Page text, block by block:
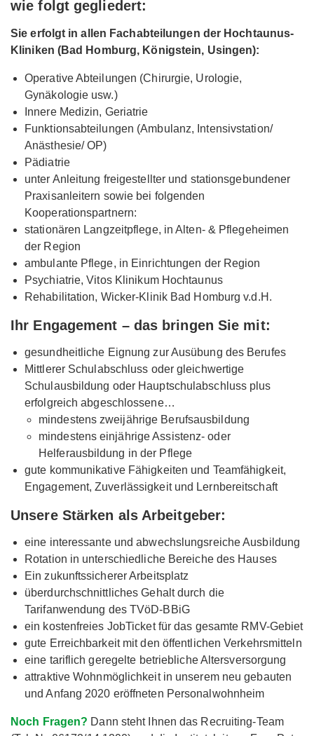
wie folgt gegliedert:
Sie erfolgt in allen Fachabteilungen der Hochtaunus-
Kliniken (Bad Homburg, Königstein, Usingen):
Operative Abteilungen (Chirurgie, Urologie,
Gynäkologie usw.)
Innere Medizin, Geriatrie
Funktionsabteilungen (Ambulanz, Intensivstation/
Anästhesie/ OP)
Pädiatrie
unter Anleitung freigestellter und stationsgebundener
Praxisanleitern sowie bei folgenden
Kooperationspartnern:
stationären Langzeitpflege, in Alten- & Pflegeheimen
der Region
ambulante Pflege, in Einrichtungen der Region
Psychiatrie, Vitos Klinikum Hochtaunus
Rehabilitation, Wicker-Klinik Bad Homburg v.d.H.
Ihr Engagement – das bringen Sie mit:
gesundheitliche Eignung zur Ausübung des Berufes
Mittlerer Schulabschluss oder gleichwertige
Schulausbildung oder Hauptschulabschluss plus
erfolgreich abgeschlossene…
mindestens zweijährige Berufsausbildung
mindestens einjährige Assistenz- oder
Helferausbildung in der Pflege
gute kommunikative Fähigkeiten und Teamfähigkeit,
Engagement, Zuverlässigkeit und Lernbereitschaft
Unsere Stärken als Arbeitgeber:
eine interessante und abwechslungsreiche Ausbildung
Rotation in unterschiedliche Bereiche des Hauses
Ein zukunftssicherer Arbeitsplatz
überdurchschnittliches Gehalt durch die
Tarifanwendung des TVöD-BBiG
ein kostenfreies JobTicket für das gesamte RMV-Gebiet
gute Erreichbarkeit mit den öffentlichen Verkehrsmitteln
eine tariflich geregelte betriebliche Altersversorgung
attraktive Wohnmöglichkeit in unserem neu gebauten
und Anfang 2020 eröffneten Personalwohnheim
Noch Fragen? Dann steht Ihnen das Recruiting-Team